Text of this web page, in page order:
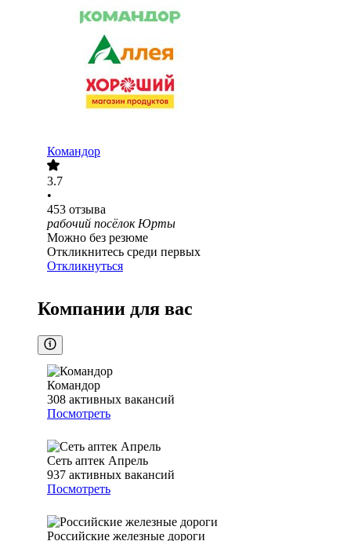
Командор
3.7
•
453 отзыва
рабочий посёлок Юрты
Можно без резюме
Откликнитесь среди первых
Откликнуться
Компании для вас
Командор
308 активных вакансий
Посмотреть
Сеть аптек Апрель
937 активных вакансий
Посмотреть
Российские железные дороги